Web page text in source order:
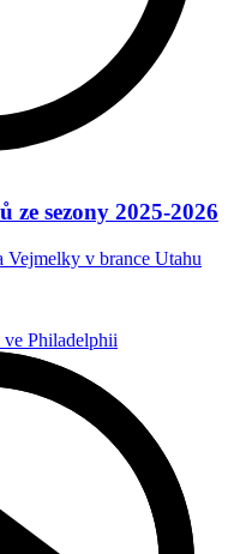
sezony 2025-2026
Vejmelky v brance Utahu